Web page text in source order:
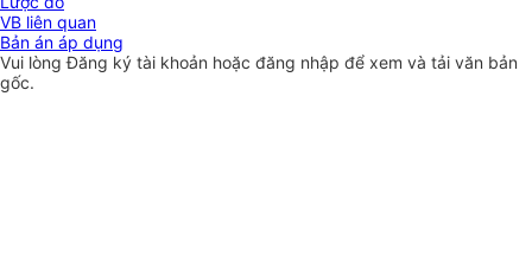
VB liên quan
Bản án áp dụng
Vui lòngĐăng ký tài khoản hoặc đăng nhập để xem và tải văn bản
gốc.